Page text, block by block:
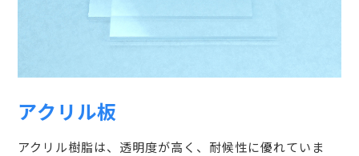
アクリル板
アクリル樹脂は、透明度が高く、耐候性に優れていま